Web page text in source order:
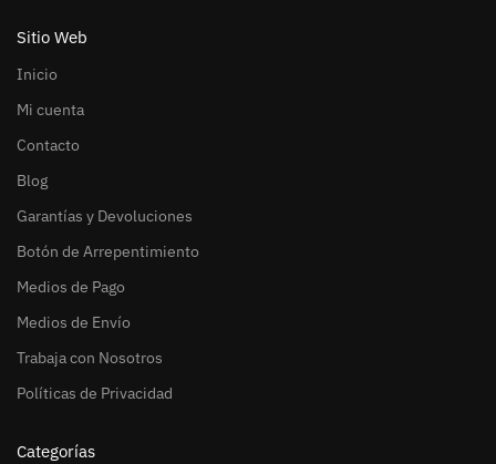
Sitio Web
Inicio
Mi cuenta
Contacto
Blog
Garantías y Devoluciones
Botón de Arrepentimiento
Medios de Pago
Medios de Envío
Trabaja con Nosotros
Políticas de Privacidad
Categorías